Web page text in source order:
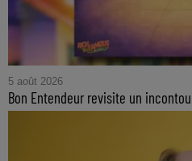
5 août 2026
Bon Entendeur revisite un